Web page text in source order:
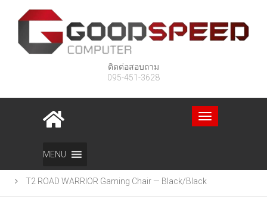
ติดต่อสอบถาม
095-451-3628
Toggle
navigation
MENU
สินค้า
T2 ROAD WARRIOR Gaming Chair — Black/Black